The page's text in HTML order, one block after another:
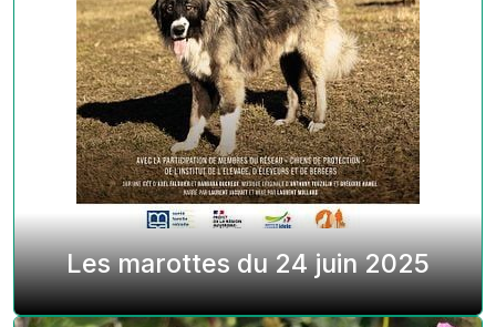
Les marottes du 24 juin 2025